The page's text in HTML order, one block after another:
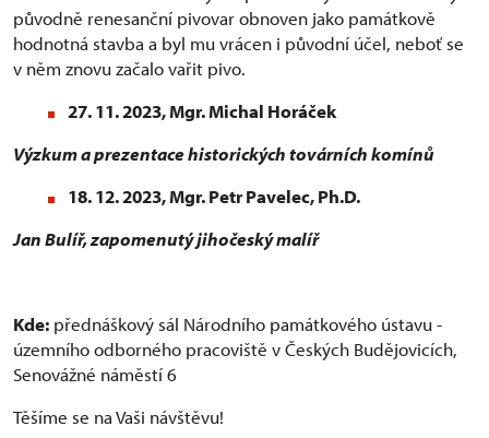
původně renesanční pivovar obnoven jako památkově
hodnotná stavba a byl mu vrácen i původní účel, neboť se
v něm znovu začalo vařit pivo.
27. 11. 2023, Mgr. Michal Horáček
Výzkum a prezentace historických továrních komínů
18. 12. 2023, Mgr. Petr Pavelec, Ph.D.
Jan Bulíř, zapomenutý jihočeský malíř
Kde: přednáškový sál Národního památkového ústavu -
územního odborného pracoviště v Českých Budějovicích,
Senovážné náměstí 6
Těšíme se na Vaši návštěvu!